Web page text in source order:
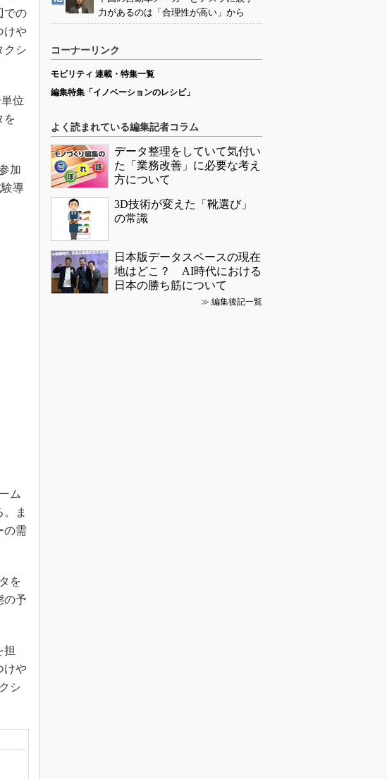
での
けや
クシ
位
を
加
導
ム
ま
の需
を
の予
担
けや
シ
力があるのは「合理性が高い」から
コーナーリンク
モビリティ 連載・特集一覧
編集特集「イノベーションのレシピ」
よく読まれている編集記者コラム
データ整理をしていて気付い
た「業務改善」に必要な考え
方について
3D技術が変えた「靴選び」
の常識
日本版データスペースの現在
地はどこ？ AI時代における
日本の勝ち筋について
≫ 編集後記一覧